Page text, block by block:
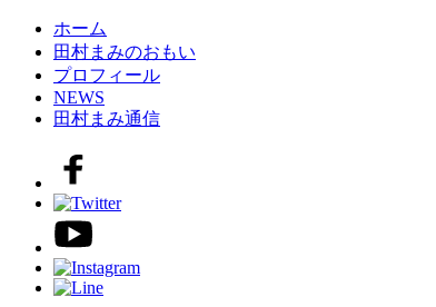
ホーム
田村まみのおもい
プロフィール
NEWS
田村まみ通信